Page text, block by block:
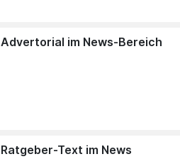
Advertorial im News-Bereich
Ratgeber-Text im News